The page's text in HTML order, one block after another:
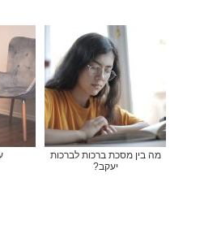
מה בין מסכת ברכות לברכות
יעקב?